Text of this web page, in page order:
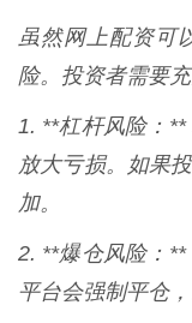
虽然网上配资可
险。投资者需要
1. **杠杆风险：
放大亏损。如果
加。
2. **爆仓风险：**
平台会强制平仓